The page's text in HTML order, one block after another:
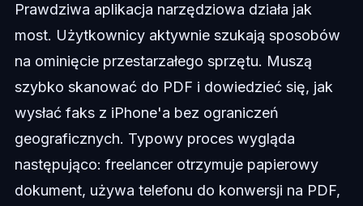
Prawdziwa aplikacja narzędziowa działa jak
most. Użytkownicy aktywnie szukają sposobów
na ominięcie przestarzałego sprzętu. Muszą
szybko skanować do PDF i dowiedzieć się, jak
wysłać faks z iPhone'a bez ograniczeń
geograficznych. Typowy proces wygląda
następująco: freelancer otrzymuje papierowy
dokument, używa telefonu do konwersji na PDF,